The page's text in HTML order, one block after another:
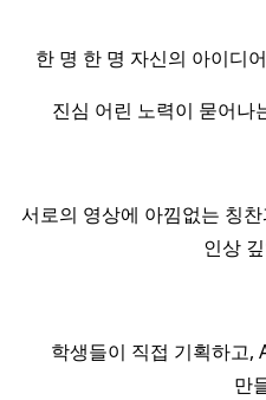
한 명 한 명 자신의 아이디
진심 어린 노력이 묻어나
서로의 영상에 아낌없는 칭
인상
학생들이 직접 기획하고,
만